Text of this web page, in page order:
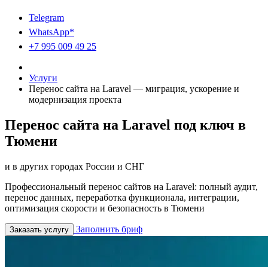
Telegram
WhatsApp*
+7 995 009 49 25
Услуги
Перенос сайта на Laravel — миграция, ускорение и
модернизация проекта
Перенос сайта на Laravel под ключ в
Тюмени
и в других городах России и СНГ
Профессиональный перенос сайтов на Laravel: полный аудит,
перенос данных, переработка функционала, интеграции,
оптимизация скорости и безопасность в Тюмени
Заказать услугу Заполнить бриф